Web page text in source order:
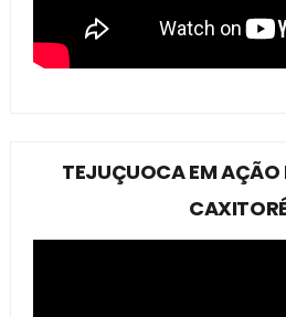
TEJUÇUOCA EM AÇÃO